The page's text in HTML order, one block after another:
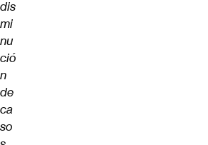
dis
mi
nu
ció
n
de
ca
so